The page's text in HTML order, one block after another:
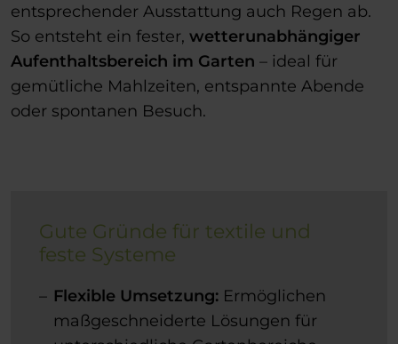
entsprechender Ausstattung auch Regen ab.
So entsteht ein fester, wetterunabhängiger
Aufenthaltsbereich im Garten – ideal für
gemütliche Mahlzeiten, entspannte Abende
oder spontanen Besuch.
Gute Gründe für textile und
feste Systeme
Flexible Umsetzung: Ermöglichen
maßgeschneiderte Lösungen für